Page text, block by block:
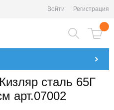
Войти Регистрация
сталь 65Г
арт.07002